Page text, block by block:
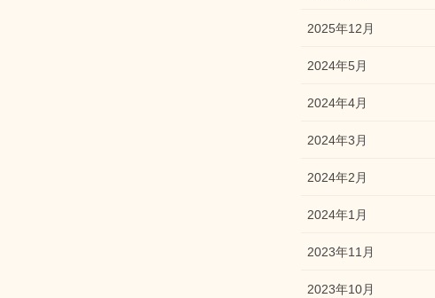
2025年12月
2024年5月
2024年4月
2024年3月
2024年2月
2024年1月
2023年11月
2023年10月